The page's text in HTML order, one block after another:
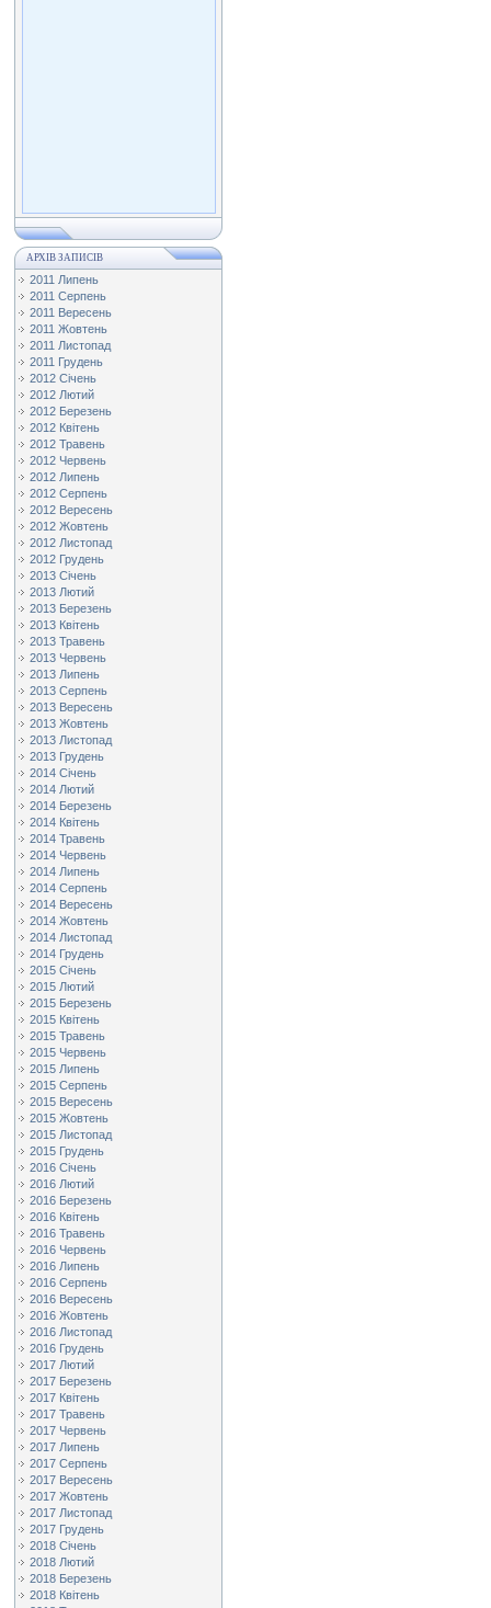
АРХІВ ЗАПИСІВ
2011 Липень
2011 Серпень
2011 Вересень
2011 Жовтень
2011 Листопад
2011 Грудень
2012 Січень
2012 Лютий
2012 Березень
2012 Квітень
2012 Травень
2012 Червень
2012 Липень
2012 Серпень
2012 Вересень
2012 Жовтень
2012 Листопад
2012 Грудень
2013 Січень
2013 Лютий
2013 Березень
2013 Квітень
2013 Травень
2013 Червень
2013 Липень
2013 Серпень
2013 Вересень
2013 Жовтень
2013 Листопад
2013 Грудень
2014 Січень
2014 Лютий
2014 Березень
2014 Квітень
2014 Травень
2014 Червень
2014 Липень
2014 Серпень
2014 Вересень
2014 Жовтень
2014 Листопад
2014 Грудень
2015 Січень
2015 Лютий
2015 Березень
2015 Квітень
2015 Травень
2015 Червень
2015 Липень
2015 Серпень
2015 Вересень
2015 Жовтень
2015 Листопад
2015 Грудень
2016 Січень
2016 Лютий
2016 Березень
2016 Квітень
2016 Травень
2016 Червень
2016 Липень
2016 Серпень
2016 Вересень
2016 Жовтень
2016 Листопад
2016 Грудень
2017 Лютий
2017 Березень
2017 Квітень
2017 Травень
2017 Червень
2017 Липень
2017 Серпень
2017 Вересень
2017 Жовтень
2017 Листопад
2017 Грудень
2018 Січень
2018 Лютий
2018 Березень
2018 Квітень